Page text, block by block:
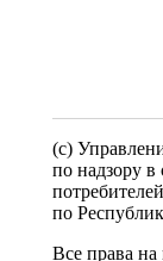
(c)
по надзору
по
Все права